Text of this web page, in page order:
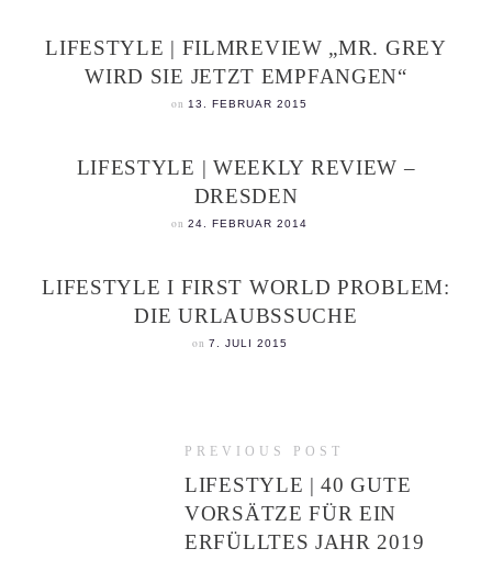
LIFESTYLE | FILMREVIEW „MR. GREY
WIRD SIE JETZT EMPFANGEN“
on 13. FEBRUAR 2015
LIFESTYLE | WEEKLY REVIEW –
DRESDEN
on 24. FEBRUAR 2014
LIFESTYLE I FIRST WORLD PROBLEM:
DIE URLAUBSSUCHE
on 7. JULI 2015
PREVIOUS POST
LIFESTYLE | 40 GUTE
VORSÄTZE FÜR EIN
ERFÜLLTES JAHR 2019